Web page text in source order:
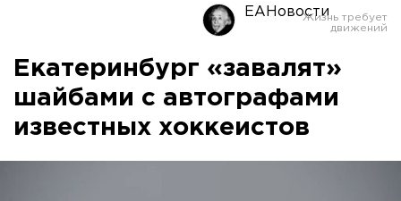
ЕАНовости
Екатеринбург «завалят»
шайбами с автографами
известных хоккеистов